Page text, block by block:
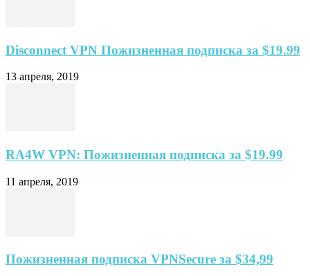
Disconnect VPN Пожизненная подписка за $19.99
13 апреля, 2019
RA4W VPN: Пожизненная подписка за $19.99
11 апреля, 2019
Пожизненная подписка VPNSecure за $34,99